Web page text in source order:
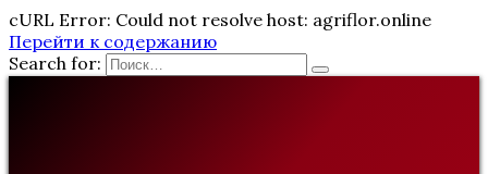
cURL Error: Could not resolve host: agriflor.online
Перейти к содержанию
Search for: